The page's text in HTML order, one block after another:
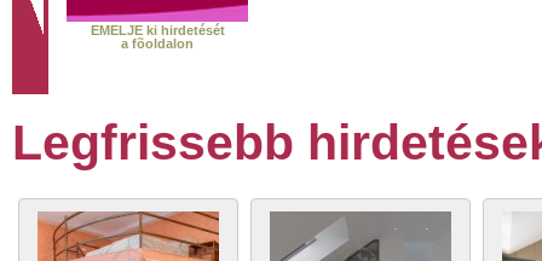
EMELJE ki hirdetését
a fõoldalon
Legfrissebb